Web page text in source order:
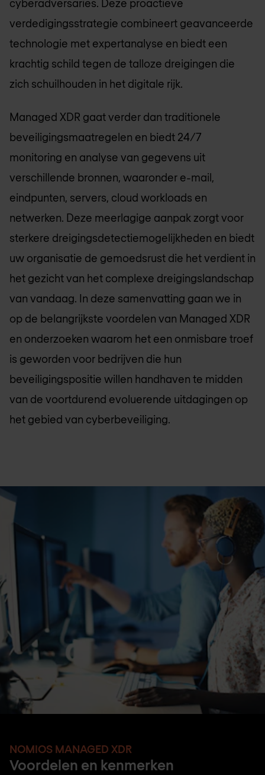
cyberadversaries. Deze proactieve
verdedigingsstrategie combineert geavanceerde
technologie met expertanalyse en biedt een
krachtig schild tegen de talloze dreigingen die
zich schuilhouden in het digitale rijk.
Managed XDR gaat verder dan traditionele
beveiligingsmaatregelen en biedt 24/7
monitoring en analyse van gegevens uit
verschillende bronnen, waaronder e-mail,
eindpunten, servers, cloud workloads en
netwerken. Deze meerlagige aanpak zorgt voor
sterkere dreigingsdetectiemogelijkheden en biedt
uw organisatie de gemoedsrust die het verdient in
het gezicht van het complexe dreigingslandschap
van vandaag. In deze samenvatting gaan we in
op de belangrijkste voordelen van Managed XDR
en onderzoeken waarom het een onmisbare troef
is geworden voor bedrijven die hun
beveiligingspositie willen handhaven te midden
van de voortdurend evoluerende uitdagingen op
het gebied van cyberbeveiliging.
NOMIOS MANAGED XDR
Voordelen en kenmerken